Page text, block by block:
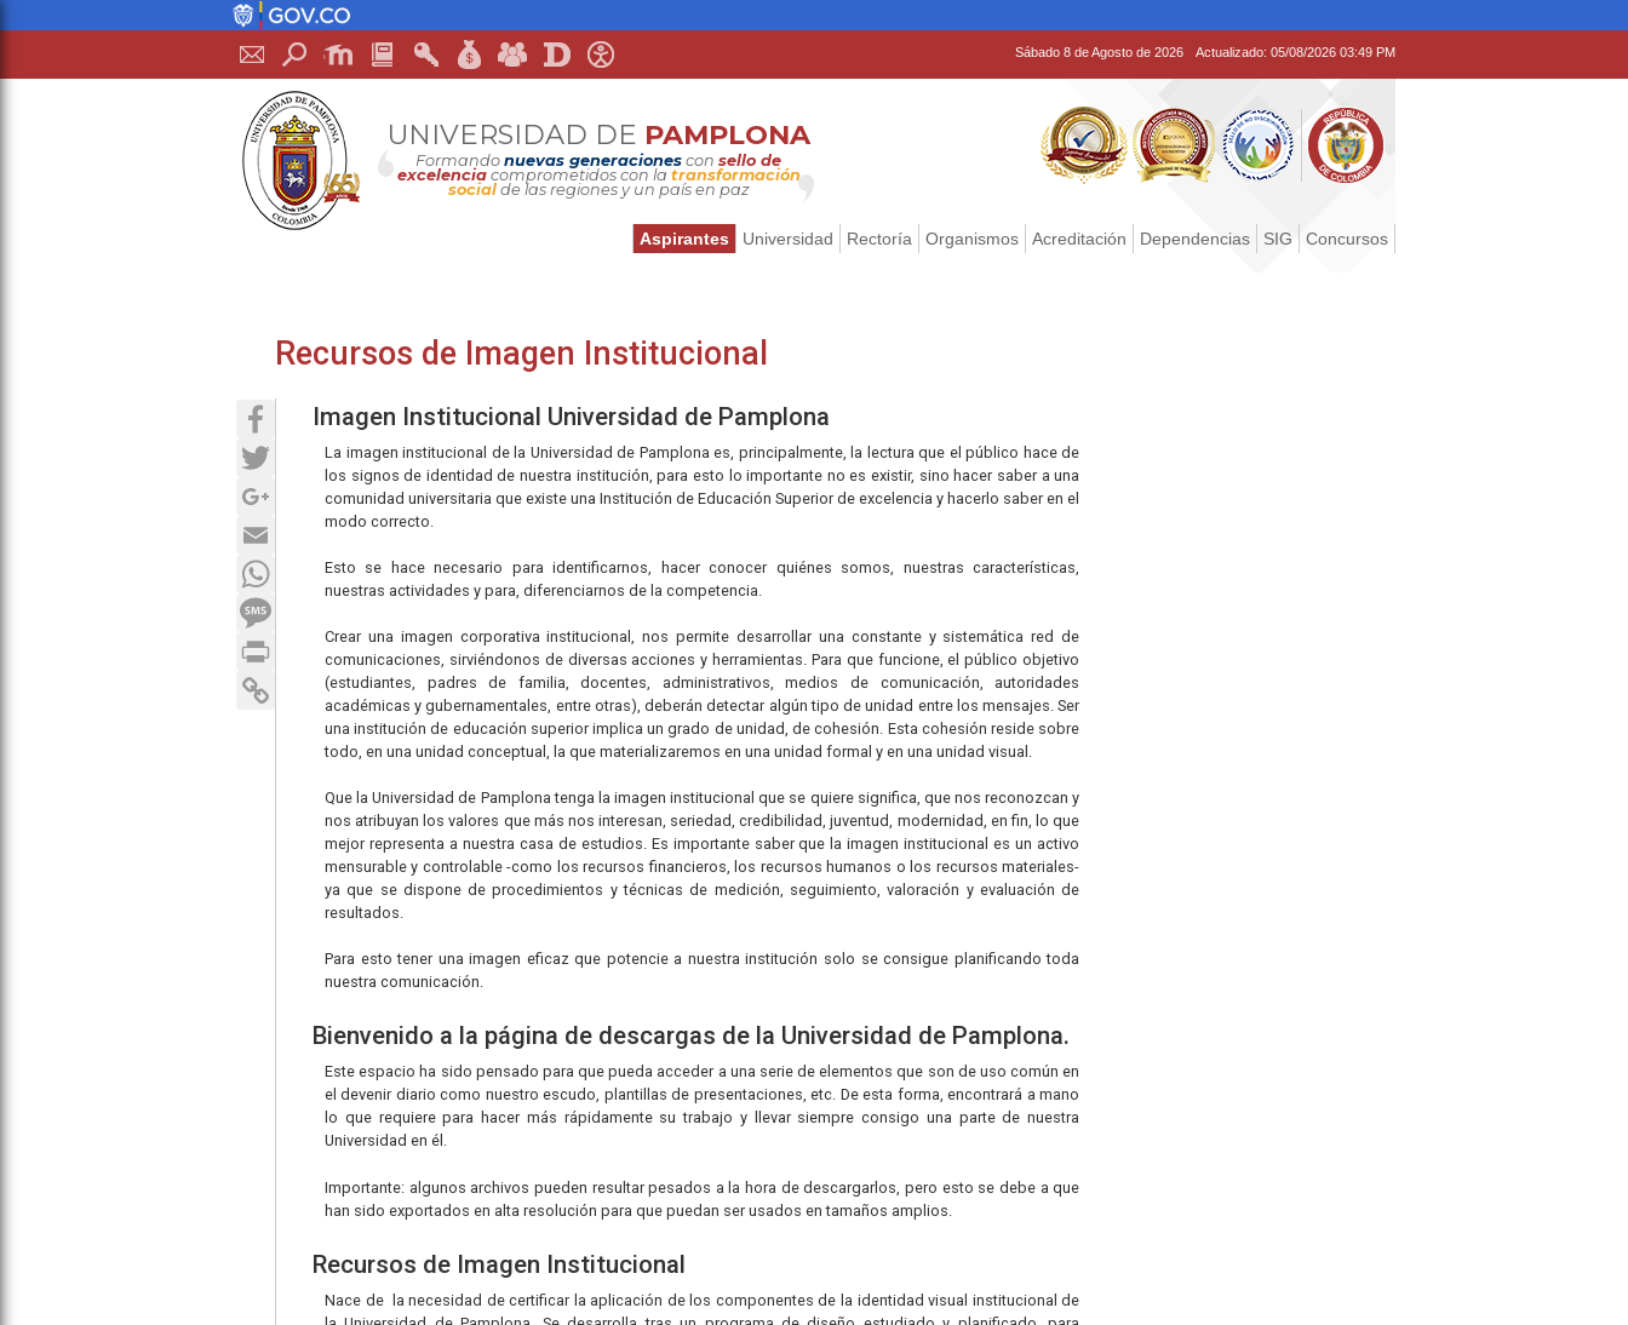
Actualizado: 05/08/2026 03:49 PM
Sábado 8 de Agosto de 2026
UNIVERSIDAD DE PAMPLONA
Formando nuevas generaciones con sello de
excelenciacomprometidos con la transformación
socialde las regiones y un país en paz
Aspirantes Universidad Rectoría Organismos Acreditación Dependencias SIG Concursos
Facebook
Google+
WhatsApp
Copy Link
Recursos de Imagen Institucional
Imagen Institucional Universidad de Pamplona
La imagen institucional de la Universidad de Pamplona es, principalmente, la lectura que el público hace de
los signos de identidad de nuestra institución, para esto lo importante no es existir, sino hacer saber a una
comunidad universitaria que existe una Institución de Educación Superior de excelencia y hacerlo saber en el
modo correcto.
Esto se hace necesario para identificarnos, hacer conocer quiénes somos, nuestras características,
nuestras actividades y para, diferenciarnos de la competencia.
Crear una imagen corporativa institucional, nos permite desarrollar una constante y sistemática red de
comunicaciones, sirviéndonos de diversas acciones y herramientas. Para que funcione, el público objetivo
(estudiantes, padres de familia, docentes, administrativos, medios de comunicación, autoridades
académicas y gubernamentales, entre otras), deberán detectar algún tipo de unidad entre los mensajes. Ser
una institución de educación superior implica un grado de unidad, de cohesión. Esta cohesión reside sobre
todo, en una unidad conceptual, la que materializaremos en una unidad formal y en una unidad visual.
Que la Universidad de Pamplona tenga la imagen institucional que se quiere significa, que nos reconozcan y
nos atribuyan los valores que más nos interesan, seriedad, credibilidad, juventud, modernidad, en fin, lo que
mejor representa a nuestra casa de estudios. Es importante saber que la imagen institucional es un activo
mensurable y controlable -como los recursos financieros, los recursos humanos o los recursos materiales-
ya que se dispone de procedimientos y técnicas de medición, seguimiento, valoración y evaluación de
resultados.
Para esto tener una imagen eficaz que potencie a nuestra institución solo se consigue planificando toda
nuestra comunicación.
Bienvenido a la página de descargas de la Universidad de Pamplona.
Este espacio ha sido pensado para que pueda acceder a una serie de elementos que son de uso común en
el devenir diario como nuestro escudo, plantillas de presentaciones, etc. De esta forma, encontrará a mano
lo que requiere para hacer más rápidamente su trabajo y llevar siempre consigo una parte de nuestra
Universidad en él.
Importante: algunos archivos pueden resultar pesados a la hora de descargarlos, pero esto se debe a que
han sido exportados en alta resolución para que puedan ser usados en tamaños amplios.
Recursos de Imagen Institucional
Nace de la necesidad de certificar la aplicación de los componentes de la identidad visual institucional de